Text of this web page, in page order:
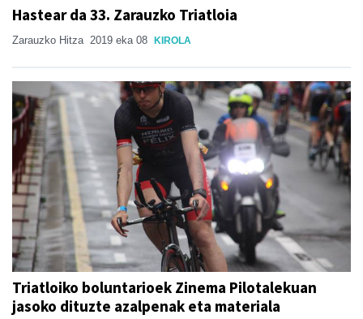
Hastear da 33. Zarauzko Triatloia
Zarauzko Hitza 2019 eka 08 KIROLA
Triatloiko boluntarioek Zinema Pilotalekuan
jasoko dituzte azalpenak eta materiala